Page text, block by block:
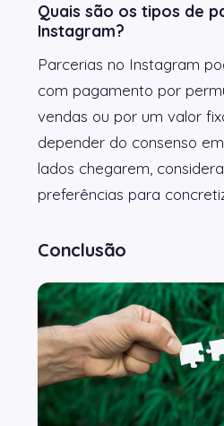
Quais são os tipos de
Instagram?
Parcerias no Instagram
com pagamento por
vendas ou por um valor
depender do consenso
lados chegarem,
preferências para
Conclusão